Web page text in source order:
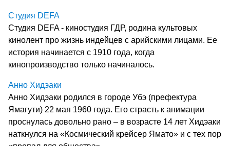
Студия DEFA
Студия DEFA - киностудия ГДР, родина культовых
кинолент про жизнь индейцев с арийскими лицами. Ее
история начинается с 1910 года, когда
кинопроизводство только начиналось.
Анно Хидэаки
Анно Хидэаки родился в городе Убэ (префектура
Ямагути) 22 мая 1960 года. Его страсть к анимации
проснулась довольно рано – в возрасте 14 лет Хидэаки
наткнулся на «Космический крейсер Ямато» и с тех пор